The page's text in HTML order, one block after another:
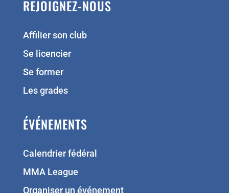
REJOIGNEZ-NOUS
Affilier son club
Se licencier
Se former
Les grades
ÉVÉNEMENTS
Calendrier fédéral
MMA League
Organiser un événement